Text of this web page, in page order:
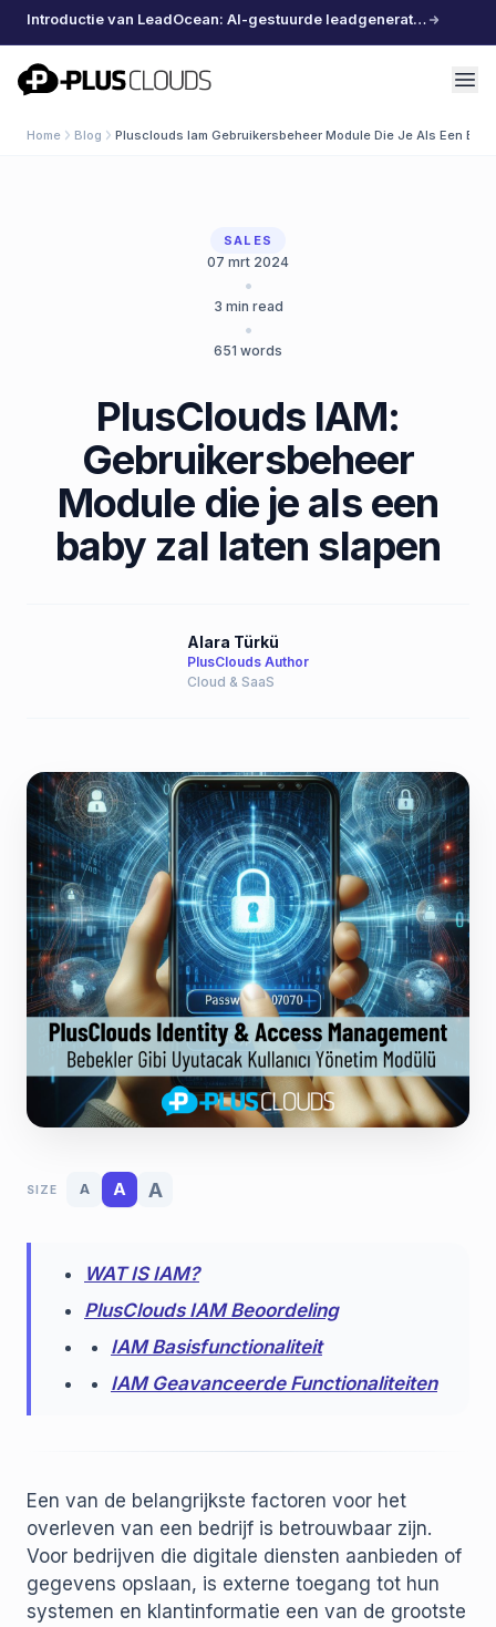
Introductie van LeadOcean: AI-gestuurde leadgeneratie, samengestelde data, moeiteloos schalen
PlusClouds
Home Blog Plusclouds Iam Gebruikersbeheer Module Die Je Als Een
SALES
07 mrt 2024
•
3 min read
•
651 words
PlusClouds IAM:
Gebruikersbeheer
Module die je als een
baby zal laten slapen
Alara Türkü
PlusClouds Author
Cloud & SaaS
SIZE A A A
WAT IS IAM?
PlusClouds IAM Beoordeling
IAM Basisfunctionaliteit
IAM Geavanceerde Functionaliteiten
Een van de belangrijkste factoren voor het
overleven van een bedrijf is betrouwbaar zijn.
Voor bedrijven die digitale diensten aanbieden of
gegevens opslaan, is externe toegang tot hun
systemen en klantinformatie een van de grootste